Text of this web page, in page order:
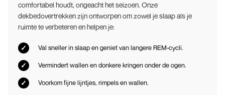
comfortabel houdt, ongeacht het seizoen. Onze
dekbedovertrekken zijn ontworpen om zowel je slaap als je
ruimte te verbeteren en helpen je:
Val sneller in slaap en geniet van langere REM-cycli.
Vermindert wallen en donkere kringen onder de ogen.
Voorkom fijne lijntjes, rimpels en wallen.